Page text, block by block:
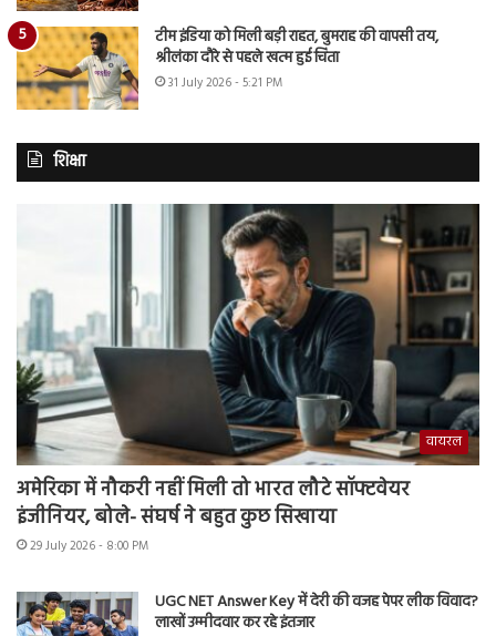
टीम इंडिया को मिली बड़ी राहत, बुमराह की वापसी तय,
श्रीलंका दौरे से पहले खत्म हुई चिंता
31 July 2026 - 5:21 PM
शिक्षा
वायरल
अमेरिका में नौकरी नहीं मिली तो भारत लौटे सॉफ्टवेयर
इंजीनियर, बोले- संघर्ष ने बहुत कुछ सिखाया
29 July 2026 - 8:00 PM
UGC NET Answer Key में देरी की वजह पेपर लीक विवाद?
लाखों उम्मीदवार कर रहे इंतजार